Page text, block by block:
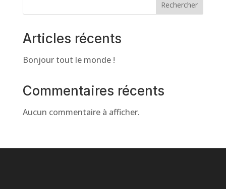
Rechercher
Articles récents
Bonjour tout le monde !
Commentaires récents
Aucun commentaire à afficher.